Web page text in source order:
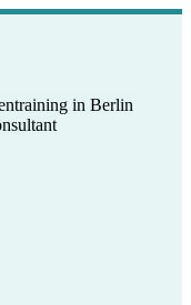
in Berlin